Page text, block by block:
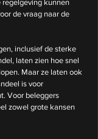
kunnen
de vraag naar de
inclusief de sterke
laten zien hoe snel
Maar ze laten ook
is voor
Voor beleggers
zowel grote kansen